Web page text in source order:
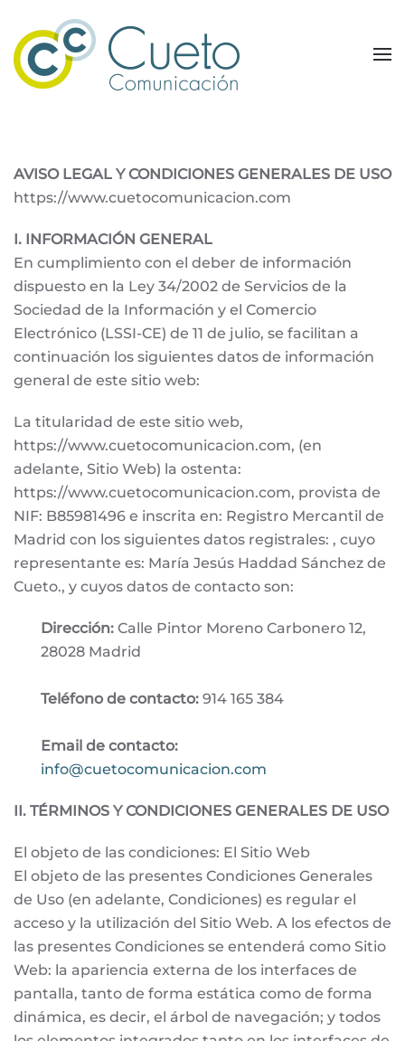
Skip to main content
AVISO LEGAL Y CONDICIONES GENERALES DE USO
https://www.cuetocomunicacion.com
I. INFORMACIÓN GENERAL
En cumplimiento con el deber de información
dispuesto en la Ley 34/2002 de Servicios de la
Sociedad de la Información y el Comercio
Electrónico (LSSI-CE) de 11 de julio, se facilitan a
continuación los siguientes datos de información
general de este sitio web:
La titularidad de este sitio web,
https://www.cuetocomunicacion.com, (en
adelante, Sitio Web) la ostenta:
https://www.cuetocomunicacion.com, provista de
NIF: B85981496 e inscrita en: Registro Mercantil de
Madrid con los siguientes datos registrales: , cuyo
representante es: María Jesús Haddad Sánchez de
Cueto., y cuyos datos de contacto son:
Dirección: Calle Pintor Moreno Carbonero 12,
28028 Madrid
Teléfono de contacto: 914 165 384
Email de contacto:
info@cuetocomunicacion.com
II. TÉRMINOS Y CONDICIONES GENERALES DE USO
El objeto de las condiciones: El Sitio Web
El objeto de las presentes Condiciones Generales
de Uso (en adelante, Condiciones) es regular el
acceso y la utilización del Sitio Web. A los efectos de
las presentes Condiciones se entenderá como Sitio
Web: la apariencia externa de los interfaces de
pantalla, tanto de forma estática como de forma
dinámica, es decir, el árbol de navegación; y todos